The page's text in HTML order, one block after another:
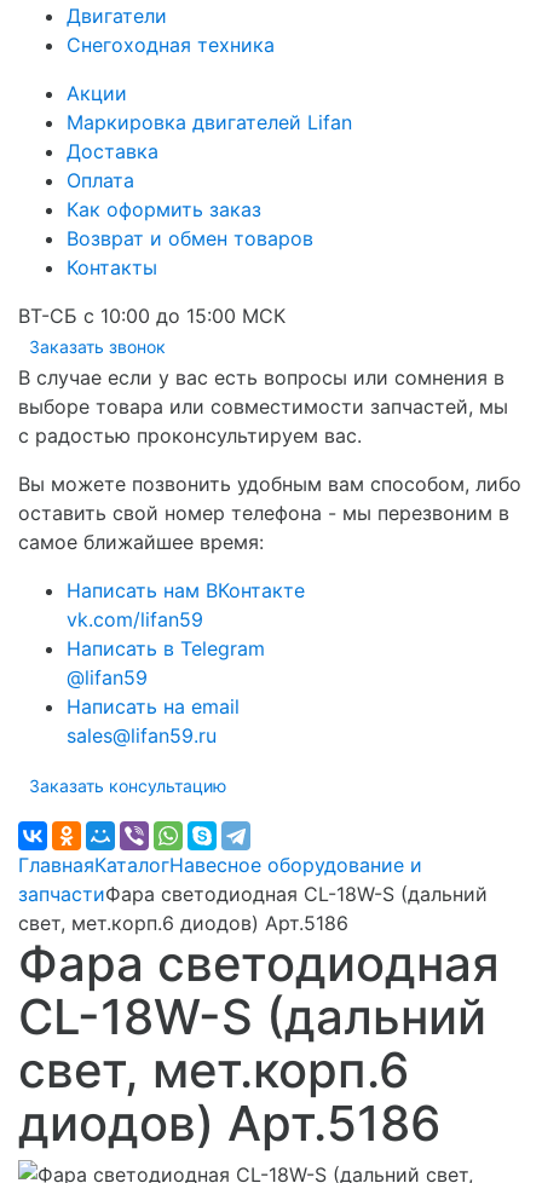
Двигатели
Снегоходная техника
Акции
Маркировка двигателей Lifan
Доставка
Оплата
Как оформить заказ
Возврат и обмен товаров
Контакты
ВТ-СБ с 10:00 до 15:00 МСК
Заказать звонок
В случае если у вас есть вопросы или сомнения в
выборе товара или совместимости запчастей, мы
с радостью проконсультируем вас.
Вы можете позвонить удобным вам способом, либо
оставить свой номер телефона - мы перезвоним в
самое ближайшее время:
Написать нам ВКонтакте
vk.com/lifan59
Написать в Telegram
@lifan59
Написать на email
sales@lifan59.ru
Заказать консультацию
ГлавнаяКаталогНавесное оборудование и
запчастиФара светодиодная CL-18W-S (дальний
свет, мет.корп.6 диодов) Арт.5186
Фара светодиодная
CL-18W-S (дальний
свет, мет.корп.6
диодов) Арт.5186